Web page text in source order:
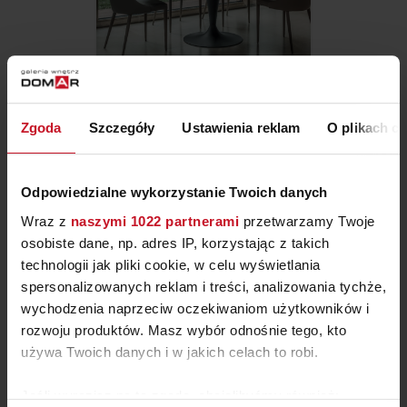
Zgoda Szczegóły Ustawienia reklam O plikach
Odpowiedzialne wykorzystanie Twoich danych
Wraz z naszymi 1022 partnerami przetwarzamy Twoje
osobiste dane, np. adres IP, korzystając z takich
technologii jak pliki cookie, w celu wyświetlania
spersonalizowanych reklam i treści, analizowania tychże,
wychodzenia naprzeciw oczekiwaniom użytkowników i
rozwoju produktów. Masz wybór odnośnie tego, kto
używa Twoich danych i w jakich celach to robi.
Jeśli wyrazisz na to zgodę, chcielibyśmy również:
STÓŁ WIELOFUNKCYJNY SUN